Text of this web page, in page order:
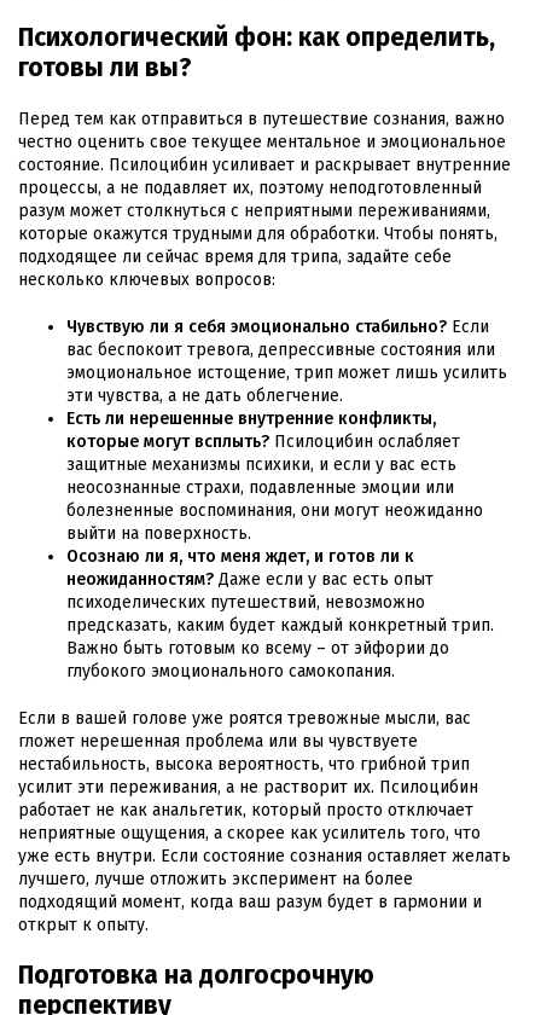
Психологический фон: как определить,
готовы ли вы?
Перед тем как отправиться в путешествие сознания, важно
честно оценить свое текущее ментальное и эмоциональное
состояние. Псилоцибин усиливает и раскрывает внутренние
процессы, а не подавляет их, поэтому неподготовленный
разум может столкнуться с неприятными переживаниями,
которые окажутся трудными для обработки. Чтобы понять,
подходящее ли сейчас время для трипа, задайте себе
несколько ключевых вопросов:
Чувствую ли я себя эмоционально стабильно? Если
вас беспокоит тревога, депрессивные состояния или
эмоциональное истощение, трип может лишь усилить
эти чувства, а не дать облегчение.
Есть ли нерешенные внутренние конфликты,
которые могут всплыть? Псилоцибин ослабляет
защитные механизмы психики, и если у вас есть
неосознанные страхи, подавленные эмоции или
болезненные воспоминания, они могут неожиданно
выйти на поверхность.
Осознаю ли я, что меня ждет, и готов ли к
неожиданностям? Даже если у вас есть опыт
психоделических путешествий, невозможно
предсказать, каким будет каждый конкретный трип.
Важно быть готовым ко всему – от эйфории до
глубокого эмоционального самокопания.
Если в вашей голове уже роятся тревожные мысли, вас
гложет нерешенная проблема или вы чувствуете
нестабильность, высока вероятность, что грибной трип
усилит эти переживания, а не растворит их. Псилоцибин
работает не как анальгетик, который просто отключает
неприятные ощущения, а скорее как усилитель того, что
уже есть внутри. Если состояние сознания оставляет желать
лучшего, лучше отложить эксперимент на более
подходящий момент, когда ваш разум будет в гармонии и
открыт к опыту.
Подготовка на долгосрочную
перспективу